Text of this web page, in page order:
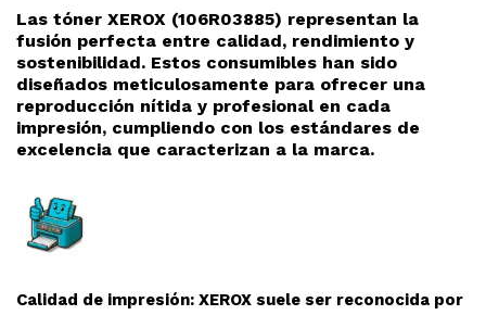
Las tóner XEROX (106R03885) representan la
fusión perfecta entre calidad, rendimiento y
sostenibilidad. Estos consumibles han sido
diseñados meticulosamente para ofrecer una
reproducción nítida y profesional en cada
impresión, cumpliendo con los estándares de
excelencia que caracterizan a la marca.
Calidad de impresión: XEROX suele ser reconocida por